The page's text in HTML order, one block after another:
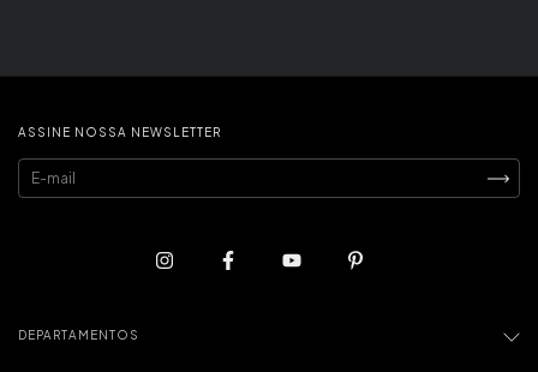
ASSINE NOSSA NEWSLETTER
DEPARTAMENTOS